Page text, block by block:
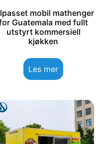
mobil mathenger
Guatemala med fullt
utstyrt kommersiell
kjøkken
Les mer